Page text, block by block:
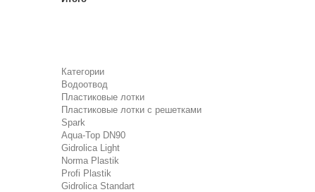
Категории
Водоотвод
Пластиковые лотки
Пластиковые лотки с решетками
Spark
Aqua-Top DN90
Gidrolica Light
Norma Plastik
Profi Plastik
Gidrolica Standart